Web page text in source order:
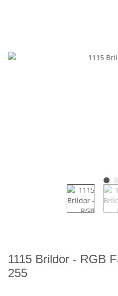
1115 Brildor - RGB
255